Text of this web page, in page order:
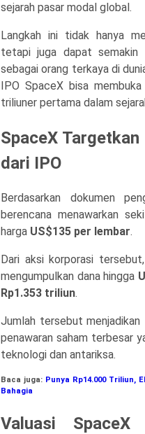
sejarah pasar modal global.
Langkah ini tidak hanya
tetapi juga dapat semakin
sebagai orang terkaya di
IPO SpaceX bisa
triliuner pertama dalam
SpaceX
dari IPO
Berdasarkan dokumen
berencana menawarkan
harga US$135 per lembar.
Dari aksi korporasi
mengumpulkan dana hingga
Rp1.353 triliun.
Jumlah tersebut
penawaran saham terbesar
teknologi dan antariksa.
Baca juga: Punya Rp14.000 Triliun,
Bahagia
Valuasi SpaceX